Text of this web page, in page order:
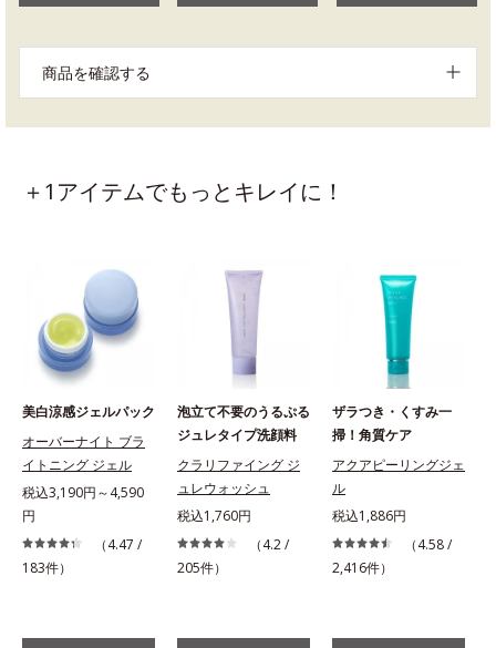
商品を確認する
＋1アイテムでもっとキレイに！
美白涼感ジェルパック
オーバーナイト ブラ
イトニング ジェル
税込3,190円～4,590
円
（4.47 /
183件）
泡立て不要のうるぷる
ジュレタイプ洗顔料
クラリファイング ジ
ュレウォッシュ
税込1,760円
（4.2 /
205件）
ザラつき・くすみ一
掃！角質ケア
アクアピーリングジェ
ル
税込1,886円
（4.58 /
2,416件）